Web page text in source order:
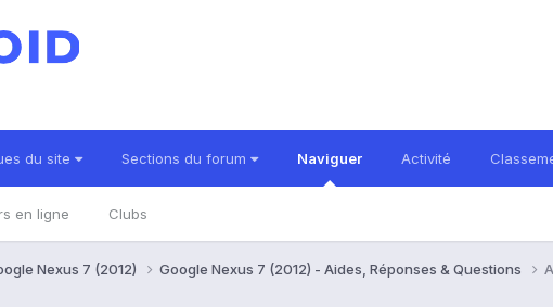
du site Sections du forum Naviguer
en ligne Clubs
Activité
Nexus 7 (2012) Google Nexus 7 (2012) - Aides, Réponses & Questions